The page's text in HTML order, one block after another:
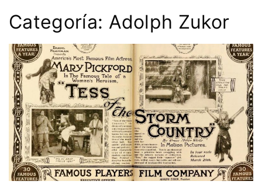
CINE DOCUMENTAL
CINE NEGRO / CRIMEN /
ESPIONAJE
COMEDIA
DRAMA
ÉPICO / MITOLÓGICO
EXPERIMENTOS
FANTÁSTICO
MUSICAL
TERROR
BRASIL
CHILE
ESTADOS UNIDOS
MÉXICO
URUGUAY
ASIA
INDIA
JAPÓN
RUSIA
EUROPA
ALEMANIA
AUSTRIA
BÉLGICA
DINAMARCA
ESPAÑA
FRANCIA
ITALIA
PAISES BAJOS
REINO UNIDO
OCEANIA AUSTRALIA
TALLERES
ONLINE
IMAGEN & VIDEO
SERVICIOS DE
COMPUTACIÓN
DISEÑO WEB
CONTACTO
TARJETA
DIGITAL
IMPRESCINDIBLES
🗨 CÓMICS
Categoría: Adolph Zukor